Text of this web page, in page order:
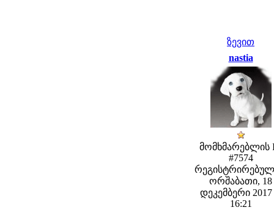
ზევით
nastia
მომხმარებლის
#7574
ორშაბათი, 18
დეკემბერი 2017
16:21